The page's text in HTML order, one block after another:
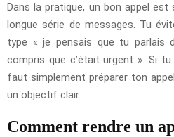
Dans la pratique, un bon appel est
longue série de messages. Tu
type « je pensais que tu parlais
compris que c’était urgent ». Si
faut simplement préparer ton
un objectif clair.
Comment rendre un